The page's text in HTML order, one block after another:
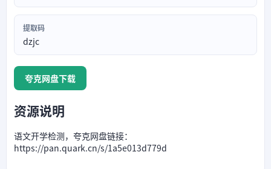
提取码
dzjc
夸克网盘下载
资源说明
语文开学检测，夸克网盘链接：
https://pan.quark.cn/s/1a5e013d779d